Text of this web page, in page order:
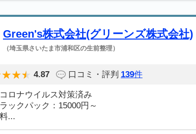
Green's株式会社(グリーンズ株式会社)
（埼玉県さいたま市浦和区の生前整理）
4.87 口コミ・評判 139件
ロナウイルス対策済み
ックパック：15000円～
...